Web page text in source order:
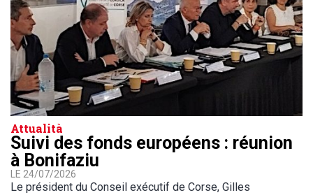
Attualità
Suivi des fonds européens : réunion
à Bonifaziu
LE 24/07/2026
Le président du Conseil exécutif de Corse, Gilles